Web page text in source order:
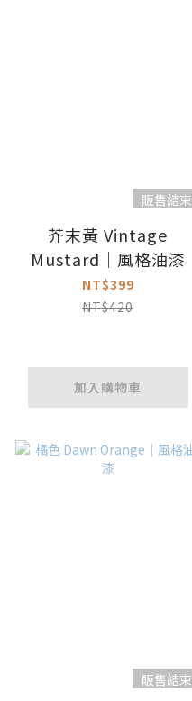
販售結束
芥末黃 Vintage
Mustard｜風格油漆
NT$399
NT$420
加入購物車
販售結束